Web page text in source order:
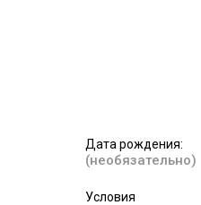
Дата рождения:
(необязательно)
Условия